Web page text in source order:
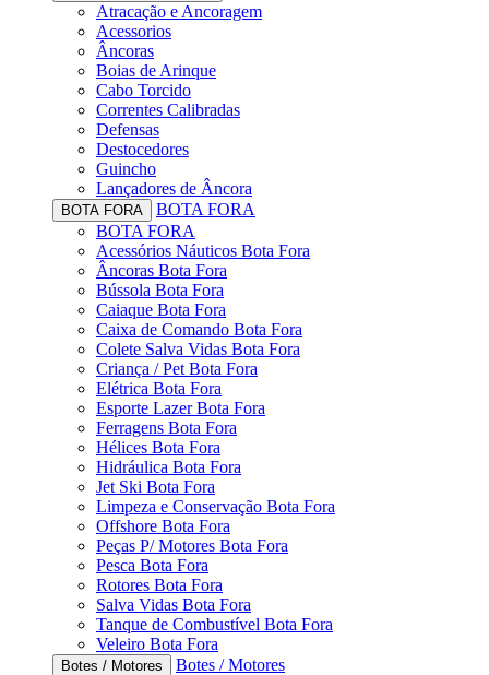
Atracação e Ancoragem
Acessorios
Âncoras
Boias de Arinque
Cabo Torcido
Correntes Calibradas
Defensas
Destocedores
Guincho
Lançadores de Âncora
BOTA FORA
BOTA FORA
BOTA FORA
Acessórios Náuticos Bota Fora
Âncoras Bota Fora
Bússola Bota Fora
Caiaque Bota Fora
Caixa de Comando Bota Fora
Colete Salva Vidas Bota Fora
Criança / Pet Bota Fora
Elétrica Bota Fora
Esporte Lazer Bota Fora
Ferragens Bota Fora
Hélices Bota Fora
Hidráulica Bota Fora
Jet Ski Bota Fora
Limpeza e Conservação Bota Fora
Offshore Bota Fora
Peças P/ Motores Bota Fora
Pesca Bota Fora
Rotores Bota Fora
Salva Vidas Bota Fora
Tanque de Combustível Bota Fora
Veleiro Bota Fora
Botes / Motores
Botes / Motores